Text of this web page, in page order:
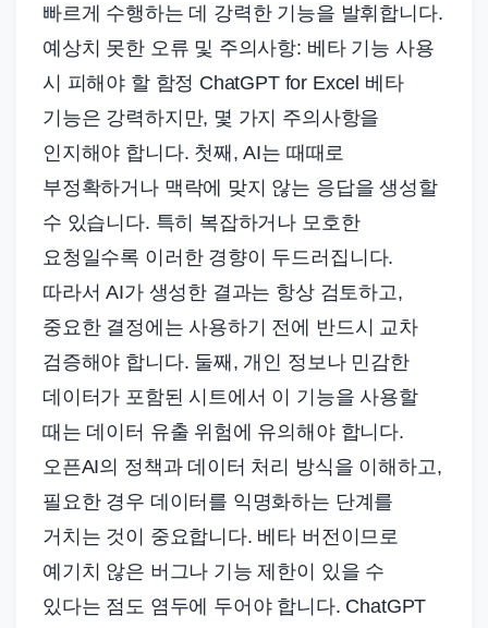
빠르게 수행하는 데 강력한 기능을 발휘합니다.
예상치 못한 오류 및 주의사항: 베타 기능 사용
시 피해야 할 함정 ChatGPT for Excel 베타
기능은 강력하지만, 몇 가지 주의사항을
인지해야 합니다. 첫째, AI는 때때로
부정확하거나 맥락에 맞지 않는 응답을 생성할
수 있습니다. 특히 복잡하거나 모호한
요청일수록 이러한 경향이 두드러집니다.
따라서 AI가 생성한 결과는 항상 검토하고,
중요한 결정에는 사용하기 전에 반드시 교차
검증해야 합니다. 둘째, 개인 정보나 민감한
데이터가 포함된 시트에서 이 기능을 사용할
때는 데이터 유출 위험에 유의해야 합니다.
오픈AI의 정책과 데이터 처리 방식을 이해하고,
필요한 경우 데이터를 익명화하는 단계를
거치는 것이 중요합니다. 베타 버전이므로
예기치 않은 버그나 기능 제한이 있을 수
있다는 점도 염두에 두어야 합니다. ChatGPT